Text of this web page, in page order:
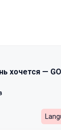
2024
хочется —